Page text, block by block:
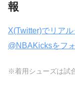
報
X(Twitter)でリア
@NBAKicksをフ
※着用シューズは試